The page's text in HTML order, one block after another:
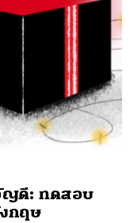
ญดี: ทดสอบ
กฤษ